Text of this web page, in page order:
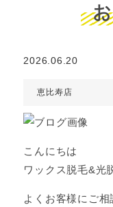
2026.06.20
恵比寿店
こんにちは
ワックス脱毛&光
よくお客様にご